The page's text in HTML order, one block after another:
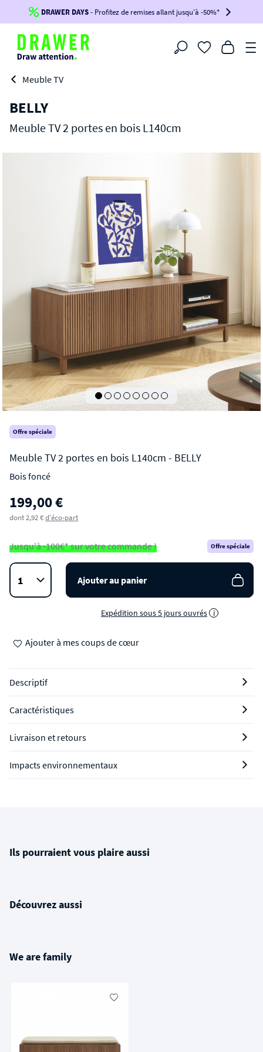
Jusqu'à-100€*sur votre commande !
BIKINI100
-voir conditions en bas de page-
DRAWER DAYS- Profitez de remises allant jusqu'à -50%*
Filtrer
Meuble TV
BELLY
Meuble TV 2 portes en bois L140cm
Offre spéciale
BELLY
Meuble TV 2 portes en bois L140cm
Bois foncé
199,00 €
dont 2,92 €d'éco-part
Jusqu'à -100€* sur votre commande ! Offre spéciale
Ajouter au panier
Expédition sous 5 jours ouvrés i
Ajouter à mes coups de cœur
Descriptif
Caractéristiques
Livraison et retours
Impacts environnementaux
Ils pourraient vous plaire aussi
Découvrez aussi
We are family